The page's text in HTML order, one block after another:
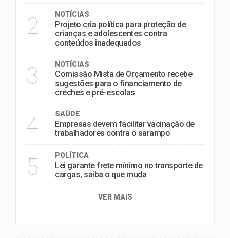
2 NOTÍCIAS
Projeto cria política para proteção de
crianças e adolescentes contra
conteúdos inadequados
3 NOTÍCIAS
Comissão Mista de Orçamento recebe
sugestões para o financiamento de
creches e pré-escolas
4 SAÚDE
Empresas devem facilitar vacinação de
trabalhadores contra o sarampo
5 POLÍTICA
Lei garante frete mínimo no transporte de
cargas; saiba o que muda
VER MAIS